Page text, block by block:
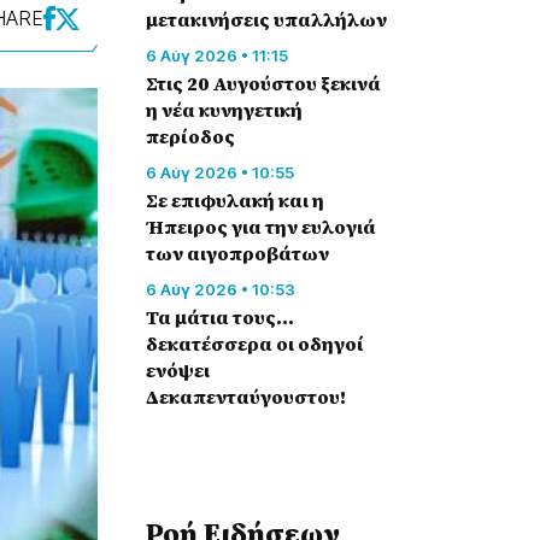
μετακινήσεις υπαλλήλων
6 Αύγ 2026 • 11:15
Στις 20 Αυγούστου ξεκινά
η νέα κυνηγετική
περίοδος
6 Αύγ 2026 • 10:55
Σε επιφυλακή και η
Ήπειρος για την ευλογιά
των αιγοπροβάτων
6 Αύγ 2026 • 10:53
Τα μάτια τους…
δεκατέσσερα οι οδηγοί
ενόψει
Δεκαπενταύγουστου!